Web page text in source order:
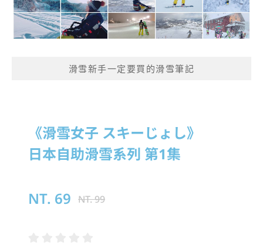
滑雪新手一定要買的滑雪筆記